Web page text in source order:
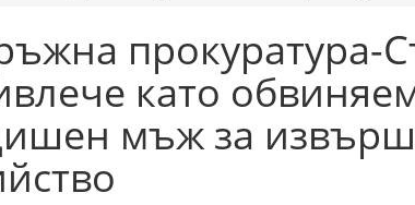
прокуратура-
като
мъж за